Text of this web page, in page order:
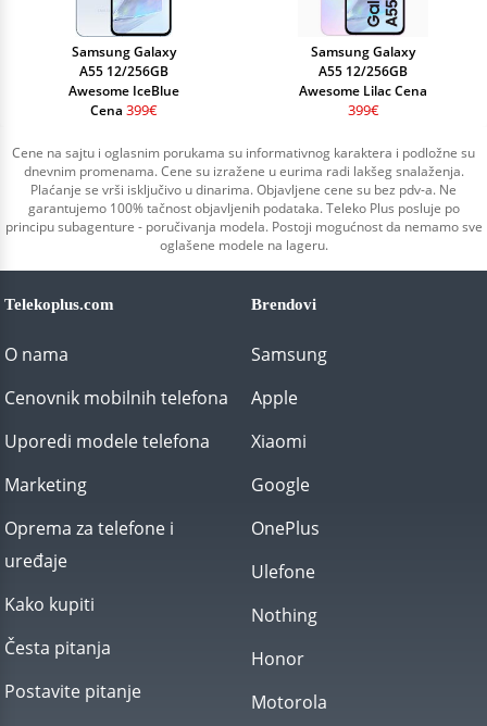
Samsung Galaxy
A55 12/256GB
Awesome IceBlue
Cena 399€
Samsung Galaxy
A55 12/256GB
Awesome Lilac Cena
399€
Cene na sajtu i oglasnim porukama su informativnog karaktera i podložne su
dnevnim promenama. Cene su izražene u eurima radi lakšeg snalaženja.
Plaćanje se vrši isključivo u dinarima. Objavljene cene su bez pdv-a. Ne
garantujemo 100% tačnost objavljenih podataka. Teleko Plus posluje po
principu subagenture - poručivanja modela. Postoji mogućnost da nemamo sve
oglašene modele na lageru.
Telekoplus.com
O nama
Cenovnik mobilnih telefona
Uporedi modele telefona
Marketing
Oprema za telefone i
uređaje
Kako kupiti
Česta pitanja
Postavite pitanje
Brendovi
Samsung
Apple
Xiaomi
Google
OnePlus
Ulefone
Nothing
Honor
Motorola